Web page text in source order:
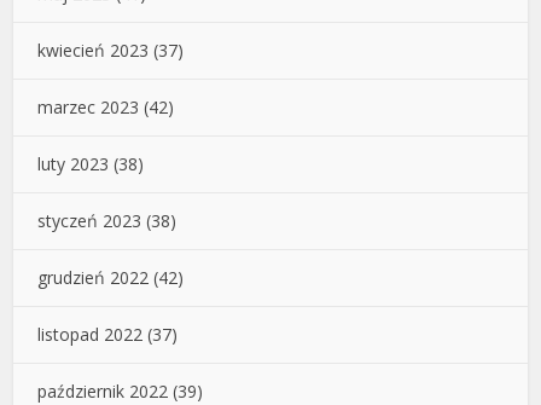
kwiecień 2023 (37)
marzec 2023 (42)
luty 2023 (38)
styczeń 2023 (38)
grudzień 2022 (42)
listopad 2022 (37)
październik 2022 (39)